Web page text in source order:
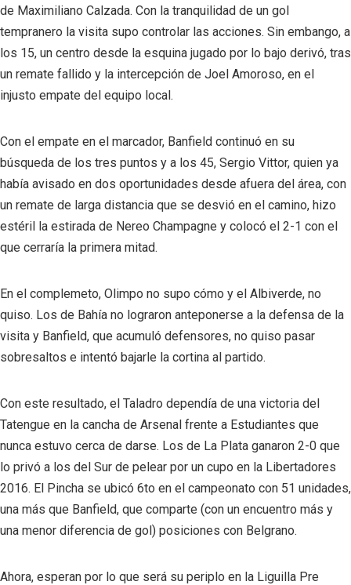
de Maximiliano Calzada. Con la tranquilidad de un gol
tempranero la visita supo controlar las acciones. Sin embango, a
los 15, un centro desde la esquina jugado por lo bajo derivó, tras
un remate fallido y la intercepción de Joel Amoroso, en el
injusto empate del equipo local.
Con el empate en el marcador, Banfield continuó en su
búsqueda de los tres puntos y a los 45, Sergio Vittor, quien ya
había avisado en dos oportunidades desde afuera del área, con
un remate de larga distancia que se desvió en el camino, hizo
estéril la estirada de Nereo Champagne y colocó el 2-1 con el
que cerraría la primera mitad.
En el complemeto, Olimpo no supo cómo y el Albiverde, no
quiso. Los de Bahía no lograron anteponerse a la defensa de la
visita y Banfield, que acumuló defensores, no quiso pasar
sobresaltos e intentó bajarle la cortina al partido.
Con este resultado, el Taladro dependía de una victoria del
Tatengue en la cancha de Arsenal frente a Estudiantes que
nunca estuvo cerca de darse. Los de La Plata ganaron 2-0 que
lo privó a los del Sur de pelear por un cupo en la Libertadores
2016. El Pincha se ubicó 6to en el campeonato con 51 unidades,
una más que Banfield, que comparte (con un encuentro más y
una menor diferencia de gol) posiciones con Belgrano.
Ahora, esperan por lo que será su periplo en la Liguilla Pre